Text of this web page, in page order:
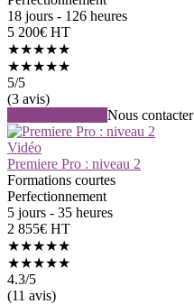
18 jours - 126 heures
5 200€ HT
★★★★★
★★★★★
5/5
(3 avis)
Nous contacter
Vidéo
Premiere Pro : niveau 2
Formations courtes
Perfectionnement
5 jours - 35 heures
2 855€ HT
★★★★★
★★★★★
4.3/5
(11 avis)